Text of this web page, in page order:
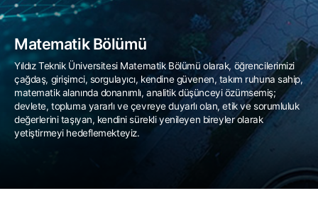
Matematik Bölümü
Yıldız Teknik Üniversitesi Matematik Bölümü olarak, öğrencilerimizi
çağdaş, girişimci, sorgulayıcı, kendine güvenen, takım ruhuna sahip,
matematik alanında donanımlı, analitik düşünceyi özümsemiş;
devlete, topluma yararlı ve çevreye duyarlı olan, etik ve sorumluluk
değerlerini taşıyan, kendini sürekli yenileyen bireyler olarak
yetiştirmeyi hedeflemekteyiz.